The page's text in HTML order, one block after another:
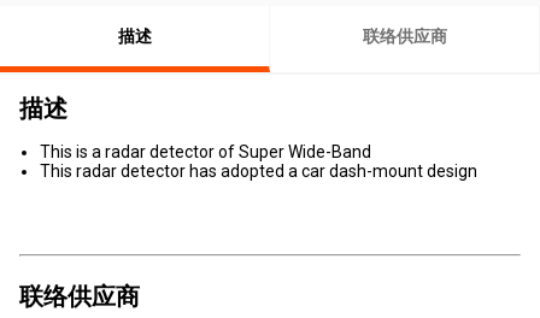
描述 联络供应商
描述
This is a radar detector of Super Wide-Band
This radar detector has adopted a car dash-mount design
联络供应商